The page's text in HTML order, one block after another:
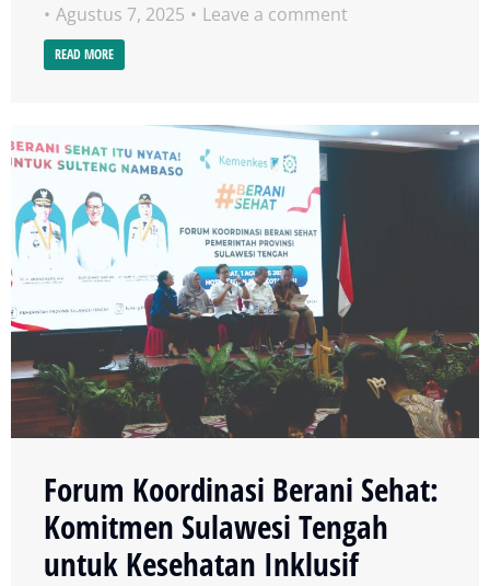
Agustus 7, 2025
Leave a comment
READ MORE
Forum Koordinasi Berani Sehat:
Komitmen Sulawesi Tengah
untuk Kesehatan Inklusif